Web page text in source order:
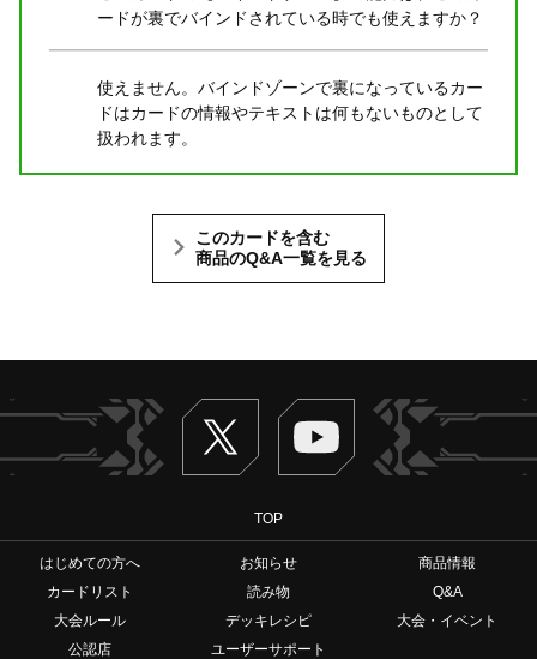
ードが裏でバインドされている時でも使えますか？
使えません。バインドゾーンで裏になっているカー
ドはカードの情報やテキストは何もないものとして
扱われます。
このカードを含む
商品のQ&A一覧を見る
Twitter ヴァンガードch
TOP
はじめての方へ お知らせ
商品情報
カードリスト
読み物
Q&A
大会ルール
デッキレシピ
大会・イベント
公認店
ユーザーサポート